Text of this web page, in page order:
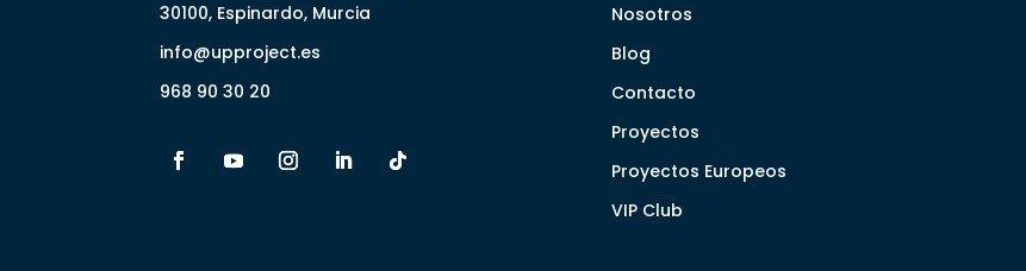
30100, Espinardo, Murcia
info@upproject.es
968 90 30 20
Nosotros
Blog
Contacto
Proyectos
Proyectos Europeos
VIP Club